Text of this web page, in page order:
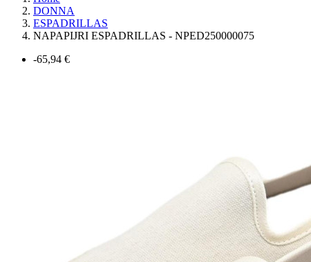
DONNA
ESPADRILLAS
NAPAPIJRI ESPADRILLAS - NPED250000075
-65,94 €